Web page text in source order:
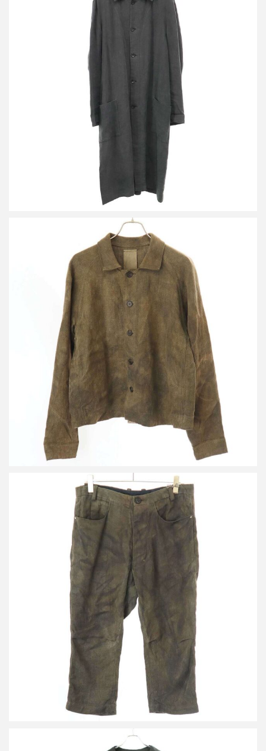
ビークファースタッペン リネンウールコート
詳しく見る
ビークファースタッペン 25SS RAGLAN OVER SHIRT ラグラン
オーバーシャツジャケット
買取金額54,000円
詳しく見る
ビークファースタッペン Bou Trousers リネントラウザーパンツ
買取金額42,000円
詳しく見る